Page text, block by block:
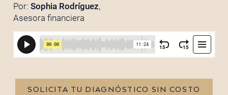
Por: Sophia Rodríguez,
Asesora financiera
SOLICITA TU DIAGNÓSTICO SIN COSTO